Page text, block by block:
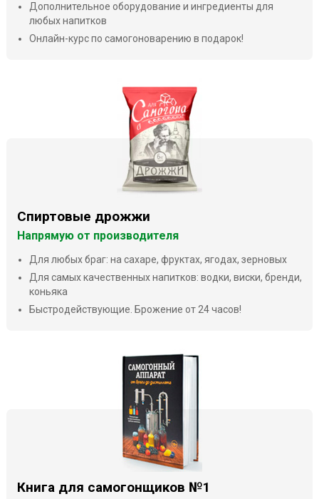
Дополнительное оборудование и ингредиенты для
любых напитков
Онлайн-курс по самогоноварению в подарок!
Спиртовые дрожжи
Напрямую от производителя
Для любых браг: на сахаре, фруктах, ягодах, зерновых
Для самых качественных напитков: водки, виски, бренди,
коньяка
Быстродействующие. Брожение от 24 часов!
Книга для самогонщиков №1